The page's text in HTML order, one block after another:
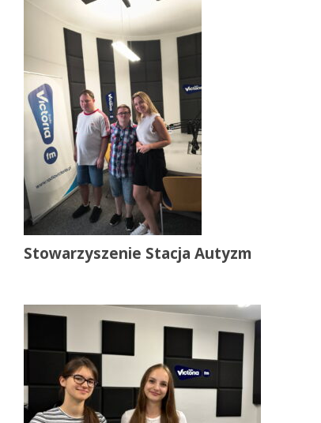
Stowarzyszenie Stacja Autyzm